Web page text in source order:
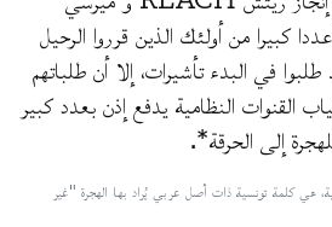
2018 أن "عددا كبيرا من أولئك الذين قرروا الرحيل
في البدء تأشيرات، إلا أن طلباتهم
النظامية يدفع إذن بعدد كبير
إلى الحرقة*.
هي كلمة تونسية ذات أصل عربي يُراد بها الهجرة "غير